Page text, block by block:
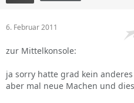
6. Februar 2011
zur Mittelkonsole:
ja sorry hatte grad kein
aber mal neue Machen und